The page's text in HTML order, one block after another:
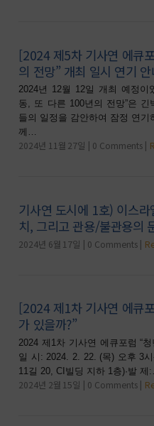
[2024 제5차 기사연 에큐
의 전망” 개최 일시 연기 안
2024년 12월 12일 개최 예정이
동, 또 다른 100년의 전망”은
들의 일정을 감안하여 잠정 연
께…
2024년 11월 27일 0 Comments
기사연 도시에 1호) 이스
치, 그리고 관용/불관용의
2024년 6월 17일 0 Comments
[2024 제1차 기사연 에큐
가 있을까?”
2024 제1차 기사연 에큐포럼 “
일 시: 2024. 2. 22. (목) 오후 3
11길 20, CI빌딩 지하 1층)·발 제
2024년 2월 15일 0 Comments